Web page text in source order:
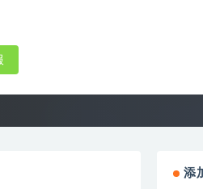
添